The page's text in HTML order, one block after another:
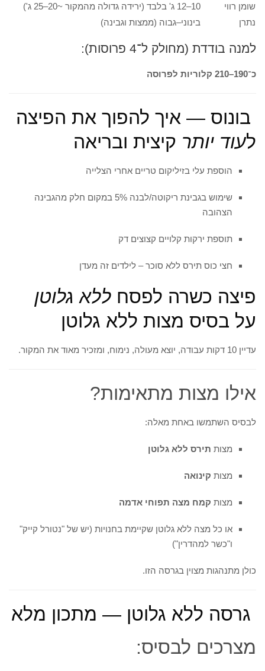
שומן רווי
10–12 ג' בלבד (ירידה גדולה מהמקור ~20–25 ג')
נתרן
בינוני–גבוה (ממצות וגבינה)
למנה בודדת (מחולק ל־4 פרוסות):
כ־190–210 קלוריות לפרוסה
בונוס — איך להפוך את הפיצה
לעוד יותר קיצית ובריאה
הוספת עלי בזיליקום טריים אחרי הצלייה
שימוש בגבינת ריקוטה/לבנה 5% במקום חלק מהגבינה
הצהובה
תוספת ירקות קלויים קצוצים דק
חצי כוס תירס ללא סוכר – לילדים זה מעדן
פיצה כשרה לפסח ללא גלוטן
על בסיס מצות ללא גלוטן
עדיין 10 דקות עבודה, יוצא מעולה, נימוח, ומזכיר מאוד את המקור.
אילו מצות מתאימות?
לבסיס השתמשו באחת מאלה:
מצות תירס ללא גלוטן
מצות קינואה
מצות קמח מצה תפוחי אדמה
או כל מצה ללא גלוטן שקיימת בחנויות (יש של "נטורל קייק"
ו"כשר למהדרין")
כולן מתנהגות מצוין בגרסה הזו.
גרסה ללא גלוטן — מתכון מלא
מצרכים לבסיס: